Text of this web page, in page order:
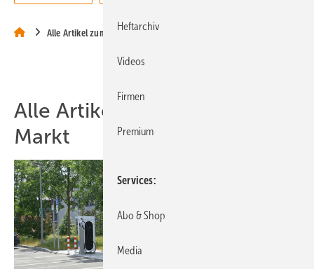
Alle Artikel zum Thema Markt
Alle Artikel zum Thema
Markt
Heftarchiv
Videos
Firmen
Premium
Services
Abo & Shop
Media